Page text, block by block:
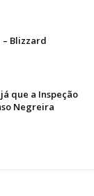
– Blizzard
que a Inspeção
Negreira